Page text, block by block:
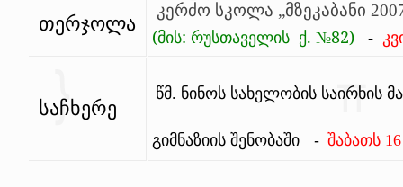
თერჯოლა
კერძო სკოლა „მზეკაბანი
(მის:რუსთაველის ქ.№82) -
საჩხერე
Წმ. Ნინოს Სახელობის
Გიმნაზიის Შენობაში - Შაბათს